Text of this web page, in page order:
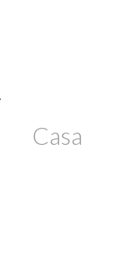
Casa